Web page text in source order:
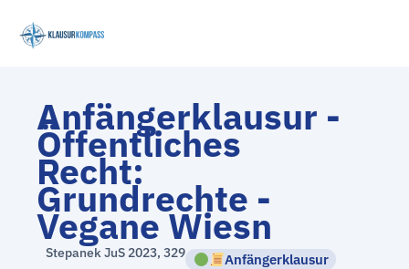
Inhalt
Anfängerklausur -
Öffentliches
Recht:
Grundrechte -
Vegane Wiesn
Stepanek JuS 2023, 329 Anfängerklausur